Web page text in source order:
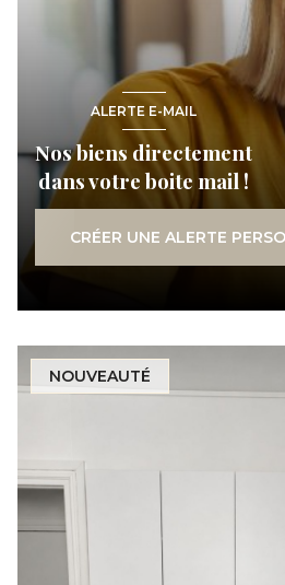
ALERTE E-MAIL
Nos biens directement
dans votre boite mail !
CRÉER UNE ALERTE
NOUVEAUTÉ